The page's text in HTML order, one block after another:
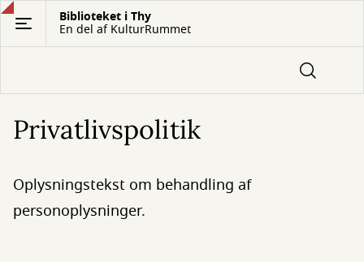
Gå
hovedindhold
Biblioteket i Thy
En del af KulturRummet
Privatlivspolitik
Oplysningstekst om behandling af
personoplysninger.